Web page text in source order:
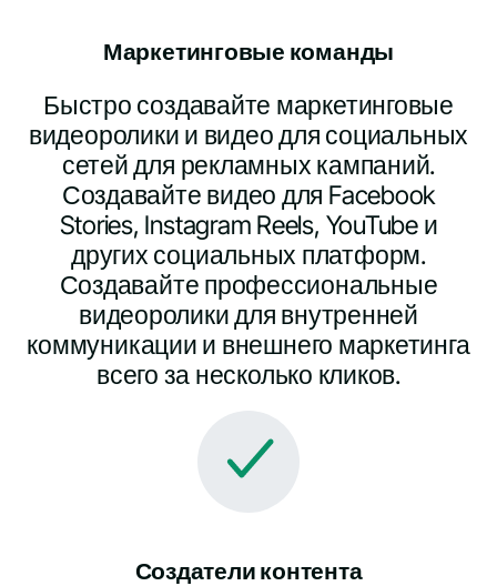
Маркетинговые команды
Быстро создавайте маркетинговые
видеоролики и видео для социальных
сетей для рекламных кампаний.
Создавайте видео для Facebook
Stories, Instagram Reels, YouTube и
других социальных платформ.
Создавайте профессиональные
видеоролики для внутренней
коммуникации и внешнего маркетинга
всего за несколько кликов.
Создатели контента